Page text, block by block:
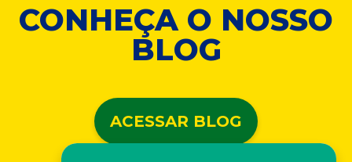
CONHEÇA O NOSSO
BLOG
ACESSAR BLOG